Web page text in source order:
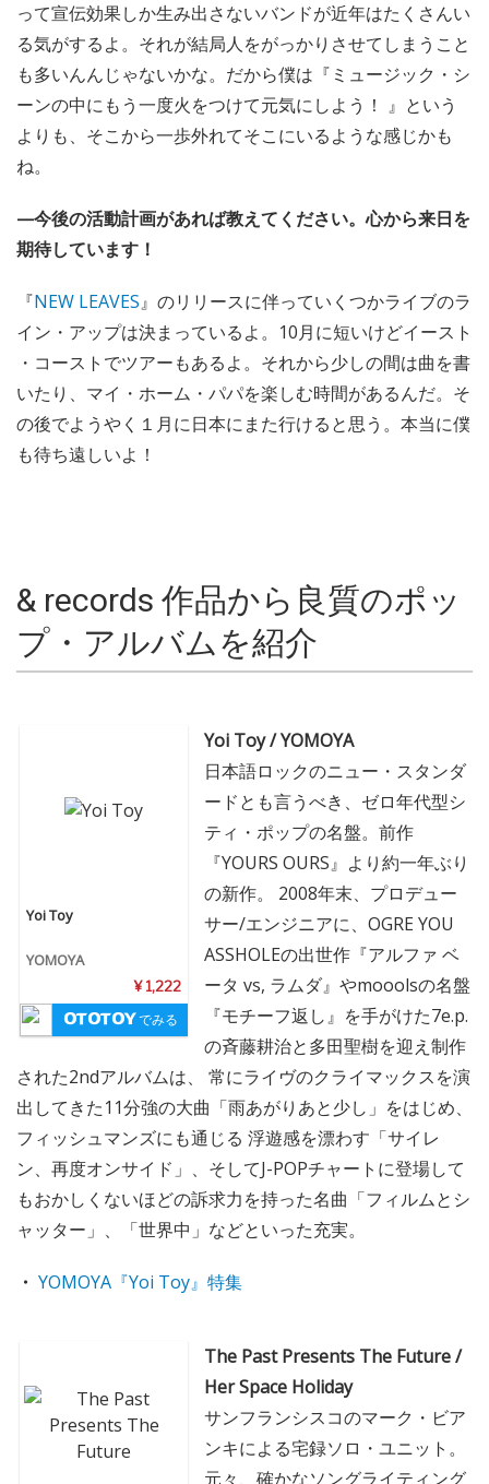
って宣伝効果しか生み出さないバンドが近年はたくさんい
る気がするよ。それが結局人をがっかりさせてしまうこと
も多いんんじゃないかな。だから僕は『ミュージック・シ
ーンの中にもう一度火をつけて元気にしよう！ 』という
よりも、そこから一歩外れてそこにいるような感じかも
ね。
—今後の活動計画があれば教えてください。心から来日を
期待しています！
『NEW LEAVES』のリリースに伴っていくつかライブのラ
イン・アップは決まっているよ。10月に短いけどイースト
・コーストでツアーもあるよ。それから少しの間は曲を書
いたり、マイ・ホーム・パパを楽しむ時間があるんだ。そ
の後でようやく１月に日本にまた行けると思う。本当に僕
も待ち遠しいよ！
& records 作品から良質のポッ
プ・アルバムを紹介
Yoi Toy
YOMOYA
¥ 1,222
でみる
Yoi Toy / YOMOYA
日本語ロックのニュー・スタンダ
ードとも言うべき、ゼロ年代型シ
ティ・ポップの名盤。前作
『YOURS OURS』より約一年ぶり
の新作。 2008年末、プロデュー
サー/エンジニアに、OGRE YOU
ASSHOLEの出世作『アルファ ベ
ータ vs, ラムダ』やmooolsの名盤
『モチーフ返し』を手がけた7e.p.
の斉藤耕治と多田聖樹を迎え制作
された2ndアルバムは、 常にライヴのクライマックスを演
出してきた11分強の大曲「雨あがりあと少し」をはじめ、
フィッシュマンズにも通じる 浮遊感を漂わす「サイレ
ン、再度オンサイド」、そしてJ-POPチャートに登場して
もおかしくないほどの訴求力を持った名曲「フィルムとシ
ャッター」、「世界中」などといった充実。
・ YOMOYA『Yoi Toy』特集
The Past Presents The Future /
Her Space Holiday
サンフランシスコのマーク・ビア
ンキによる宅録ソロ・ユニット。
元々、確かなソングライティング